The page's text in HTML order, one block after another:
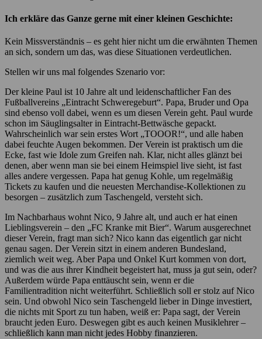
Ich erkläre das Ganze gerne mit einer kleinen Geschichte:
Kein Missverständnis – es geht hier nicht um die erwähnten Themen
an sich, sondern um das, was diese Situationen verdeutlichen.
Stellen wir uns mal folgendes Szenario vor:
Der kleine Paul ist 10 Jahre alt und leidenschaftlicher Fan des
Fußballvereins „Eintracht Schweregeburt“. Papa, Bruder und Opa
sind ebenso voll dabei, wenn es um diesen Verein geht. Paul wurde
schon im Säuglingsalter in Eintracht-Bettwäsche gepackt.
Wahrscheinlich war sein erstes Wort „TOOOR!“, und alle haben
dabei feuchte Augen bekommen. Der Verein ist praktisch um die
Ecke, fast wie Idole zum Greifen nah. Klar, nicht alles glänzt bei
denen, aber wenn man sie bei einem Heimspiel live sieht, ist fast
alles andere vergessen. Papa hat genug Kohle, um regelmäßig
Tickets zu kaufen und die neuesten Merchandise-Kollektionen zu
besorgen – zusätzlich zum Taschengeld, versteht sich.
Im Nachbarhaus wohnt Nico, 9 Jahre alt, und auch er hat einen
Lieblingsverein – den „FC Kranke mit Bier“. Warum ausgerechnet
dieser Verein, fragt man sich? Nico kann das eigentlich gar nicht
genau sagen. Der Verein sitzt in einem anderen Bundesland,
ziemlich weit weg. Aber Papa und Onkel Kurt kommen von dort,
und was die aus ihrer Kindheit begeistert hat, muss ja gut sein, oder?
Außerdem würde Papa enttäuscht sein, wenn er die
Familientradition nicht weiterführt. Schließlich soll er stolz auf Nico
sein. Und obwohl Nico sein Taschengeld lieber in Dinge investiert,
die nichts mit Sport zu tun haben, weiß er: Papa sagt, der Verein
braucht jeden Euro. Deswegen gibt es auch keinen Musiklehrer –
schließlich kann man nicht jedes Hobby finanzieren.